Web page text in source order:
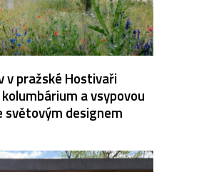
v pražské Hostivaři
a vsypovou
světovým designem